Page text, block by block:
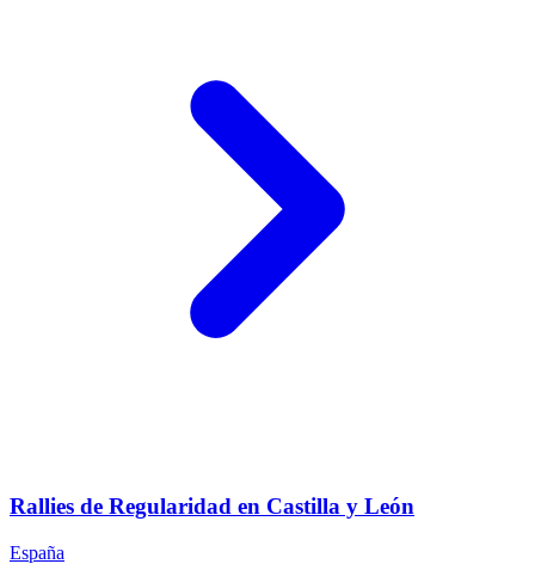
Rallies de Regularidad en Castilla y León
España